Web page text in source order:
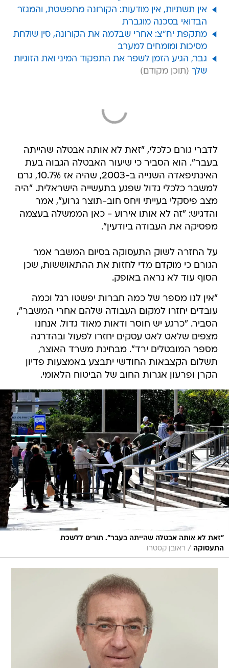
אין תשתיות, אין מודעות: הקורונה מתפשטת, והמגזר
הבדואי בסכנה מוגברת
מתקפת יח"צ: אחרי שבלמה את הקורונה, סין שולחת
מסיכות ומומחים למערב
גבר, הגיע הזמן לשפר את התפקוד המיני ואת הזוגיות
שלך
לדברי גורם כלכלי, "זאת לא אותה אבטלה שהייתה
בעבר". הוא הסביר כי שיעור האבטלה הגבוה בעת
האינתיפאדה השנייה ב-2003, שהיה אז 10.7%, גרם
למשבר כלכלי גדול שפגע בתעשייה הישראלית. "היה
מצב פיסקלי בעייתי ויחס חוב-תוצר גרוע", אמר
והדגיש: "זה לא אותו אירוע - כאן הממשלה בעצמה
מפסיקה את העבודה ביודעין".
על החזרה לשוק התעסוקה בסיום המשבר אמר
הגורם כי מוקדם מדי לחזות את ההתאוששות, שכן
הסוף עוד לא נראה באופק.
"אין לנו מספר של כמה חברות יפשטו רגל וכמה
עובדים יחזרו למקום העבודה שלהם אחרי המשבר",
הסביר. "כרגע יש חוסר ודאות מאוד גדול. אנחנו
מצפים שלאט לאט עסקים יחזרו לפעול ובהדרגה
מספר המובטלים ירד". מבחינת משרד האוצר,
תשלום הקצבאות החודשי יתבצע באמצעות פדיון
הקרן ופרעון אגרות החוב של הביטוח הלאומי.
"זאת לא אותה אבטלה שהייתה בעבר". תורים ללשכת
התעסוקה / ראובן קסטרו